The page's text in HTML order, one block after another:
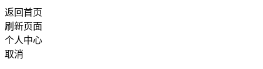
返回首页
刷新页面
个人中心
取消